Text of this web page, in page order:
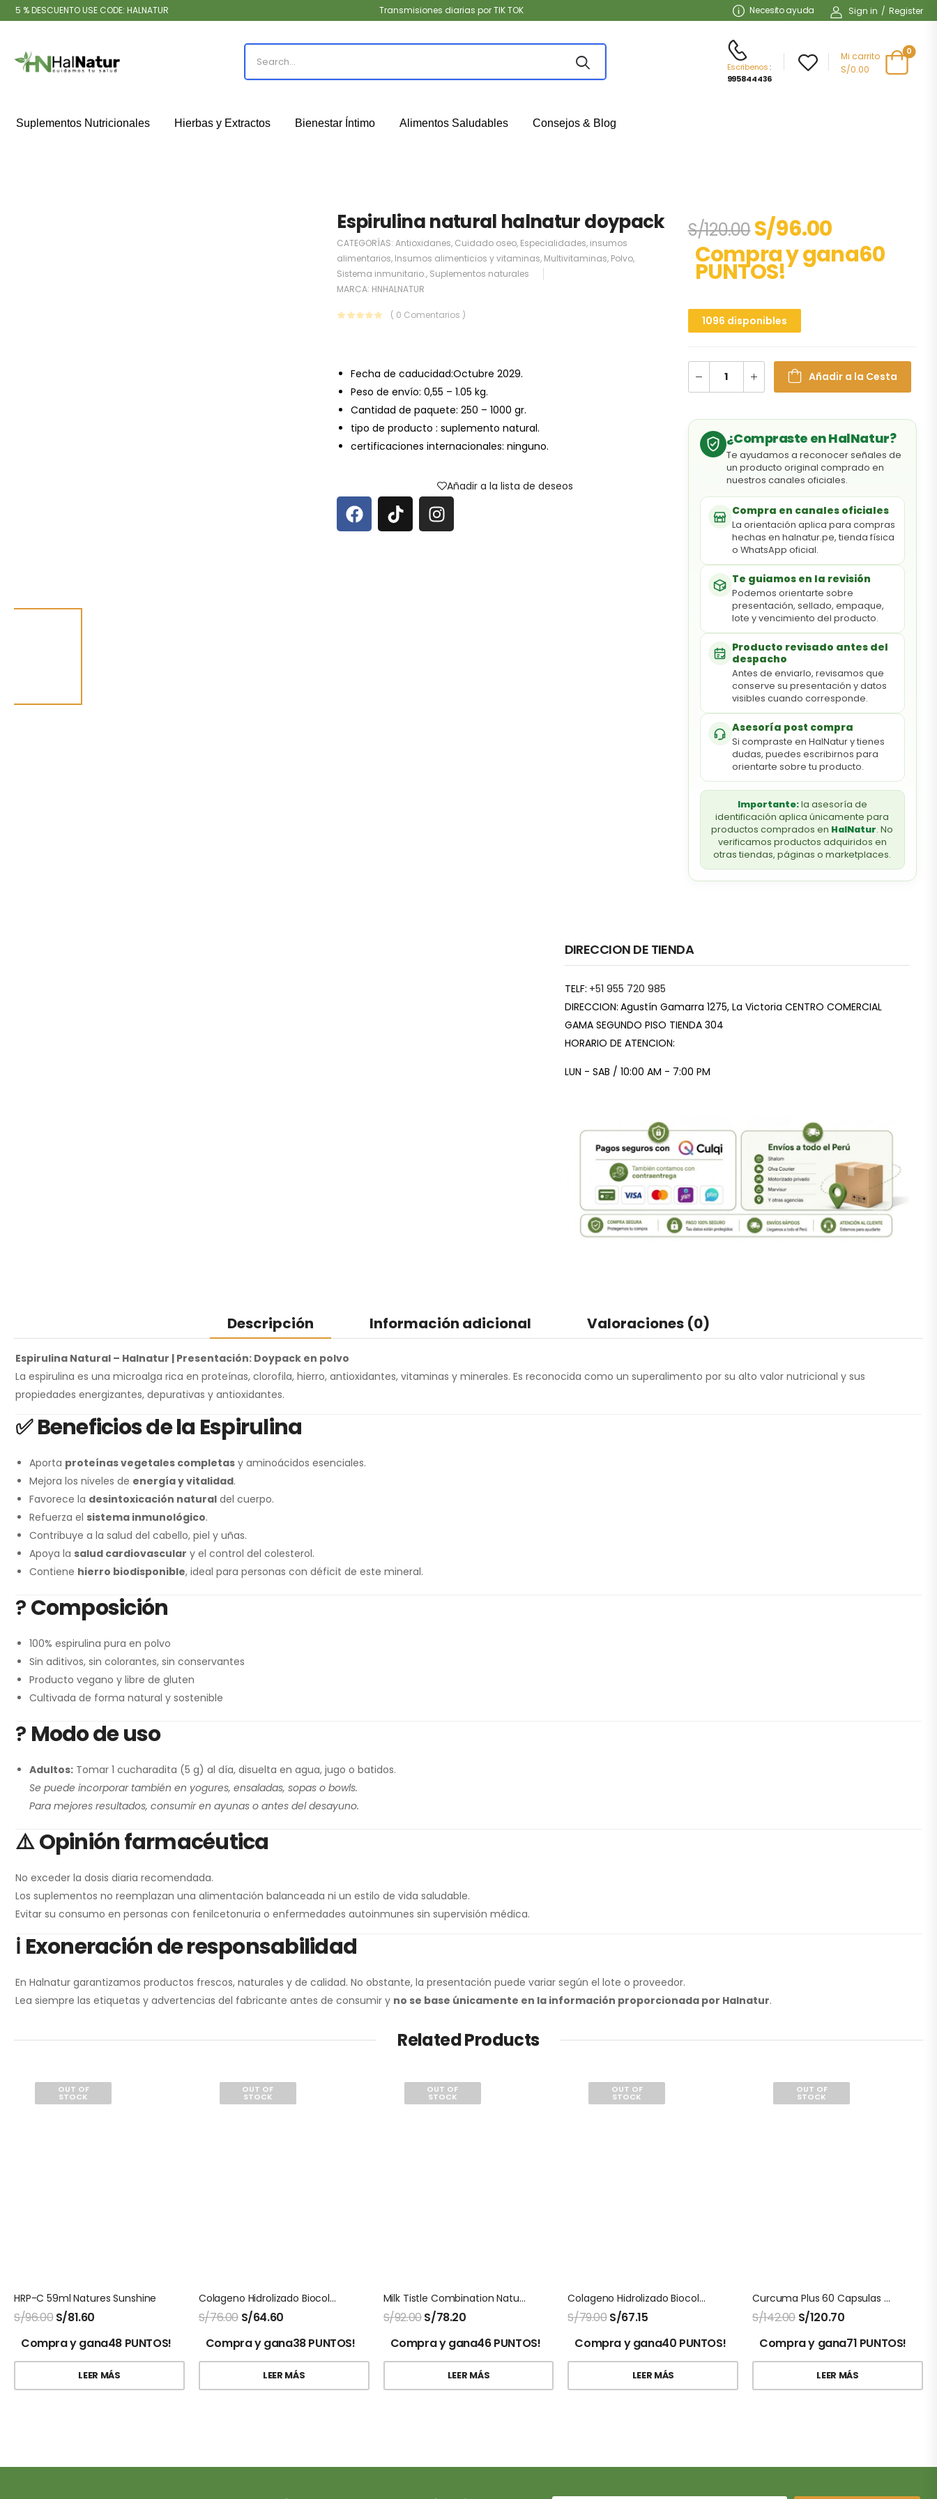
5 % DESCUENTO USE CODE: HALNATUR Transmisiones diarias por TIK TOK Necesito ayuda Sign in / Register
Escribenos:
995844436
Mi carrito
S/0.00
0
Suplementos Nutricionales Hierbas y Extractos Bienestar Íntimo Alimentos Saludables Consejos & Blog
Espirulina natural halnatur doypack
CATEGORÍAS:Antioxidanes, Cuidado oseo, Especialidades, insumos
alimentarios, Insumos alimenticios y vitaminas, Multivitaminas, Polvo,
Sistema inmunitario., Suplementos naturales
MARCA: HNHALNATUR
( 0 Comentarios )
Fecha de caducidad:Octubre 2029.
Peso de envío: 0,55 – 1.05 kg.
Cantidad de paquete: 250 – 1000 gr.
tipo de producto : suplemento natural.
certificaciones internacionales: ninguno.
Añadir a la lista de deseos
S/120.00S/96.00
Compra y gana60
PUNTOS!
1096 disponibles
Añadir a la Cesta
¿Compraste en HalNatur?
Te ayudamos a reconocer señales de
un producto original comprado en
nuestros canales oficiales.
Compra en canales oficiales
La orientación aplica para compras
hechas en halnatur.pe, tienda física
o WhatsApp oficial.
Te guiamos en la revisión
Podemos orientarte sobre
presentación, sellado, empaque,
lote y vencimiento del producto.
Producto revisado antes del
despacho
Antes de enviarlo, revisamos que
conserve su presentación y datos
visibles cuando corresponde.
Asesoría post compra
Si compraste en HalNatur y tienes
dudas, puedes escribirnos para
orientarte sobre tu producto.
Importante:la asesoría de
identificación aplica únicamente para
productos comprados en HalNatur. No
verificamos productos adquiridos en
otras tiendas, páginas o marketplaces.
DIRECCION DE TIENDA
TELF: +51 955 720 985
DIRECCION: Agustín Gamarra 1275, La Victoria CENTRO COMERCIAL
GAMA SEGUNDO PISO TIENDA 304
HORARIO DE ATENCION:
LUN - SAB / 10:00 AM - 7:00 PM
Descripción Información adicional Valoraciones (0)
Espirulina Natural – Halnatur | Presentación: Doypack en polvo
La espirulina es una microalga rica en proteínas, clorofila, hierro, antioxidantes, vitaminas y minerales. Es reconocida como un superalimento por su alto valor nutricional y sus
propiedades energizantes, depurativas y antioxidantes.
✅Beneficios de la Espirulina
Aporta proteínas vegetales completas y aminoácidos esenciales.
Mejora los niveles de energía y vitalidad.
Favorece la desintoxicación natural del cuerpo.
Refuerza el sistema inmunológico.
Contribuye a la salud del cabello, piel y uñas.
Apoya la salud cardiovascular y el control del colesterol.
Contiene hierro biodisponible, ideal para personas con déficit de este mineral.
?Composición
100% espirulina pura en polvo
Sin aditivos, sin colorantes, sin conservantes
Producto vegano y libre de gluten
Cultivada de forma natural y sostenible
? Modo de uso
Adultos: Tomar 1 cucharadita (5 g) al día, disuelta en agua, jugo o batidos.
Se puede incorporar también en yogures, ensaladas, sopas o bowls.
Para mejores resultados, consumir en ayunas o antes del desayuno.
⚠️Opinión farmacéutica
No exceder la dosis diaria recomendada.
Los suplementos no reemplazan una alimentación balanceada ni un estilo de vida saludable.
Evitar su consumo en personas con fenilcetonuria o enfermedades autoinmunes sin supervisión médica.
ℹ️ Exoneración de responsabilidad
En Halnatur garantizamos productos frescos, naturales y de calidad. No obstante, la presentación puede variar según el lote o proveedor.
Lea siempre las etiquetas y advertencias del fabricante antes de consumir y no se base únicamente en la información proporcionada por Halnatur.
Related Products
OUT OF
STOCK
HRP-C 59ml Natures Sunshine
S/96.00 S/81.60
Compra y gana48 PUNTOS!
LEER MÁS
OUT OF
STOCK
Colageno Hidrolizado Biocolagen Frutos Rojos
S/76.00 S/64.60
Compra y gana38 PUNTOS!
LEER MÁS
OUT OF
STOCK
Milk Tistle Combination Natures Sunshine
S/92.00S/78.20
Compra y gana46 PUNTOS!
LEER MÁS
OUT OF
STOCK
Colageno Hidrolizado Biocolagen Gold Montana
S/79.00S/67.15
Compra y gana40 PUNTOS!
LEER MÁS
OUT OF
STOCK
Curcuma Plus 60 Capsulas Natures Sunshine
S/142.00 S/120.70
Compra y gana71 PUNTOS!
LEER MÁS